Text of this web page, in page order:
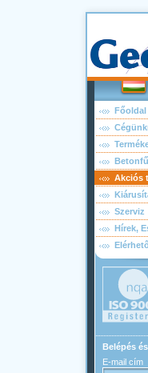
Főoldal
Akciós
Szerviz
Hírek,
Belépés
E-mail cím